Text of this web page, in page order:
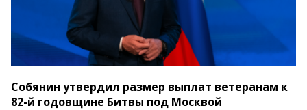
Собянин утвердил размер выплат ветеранам к
82-й годовщине Битвы под Москвой